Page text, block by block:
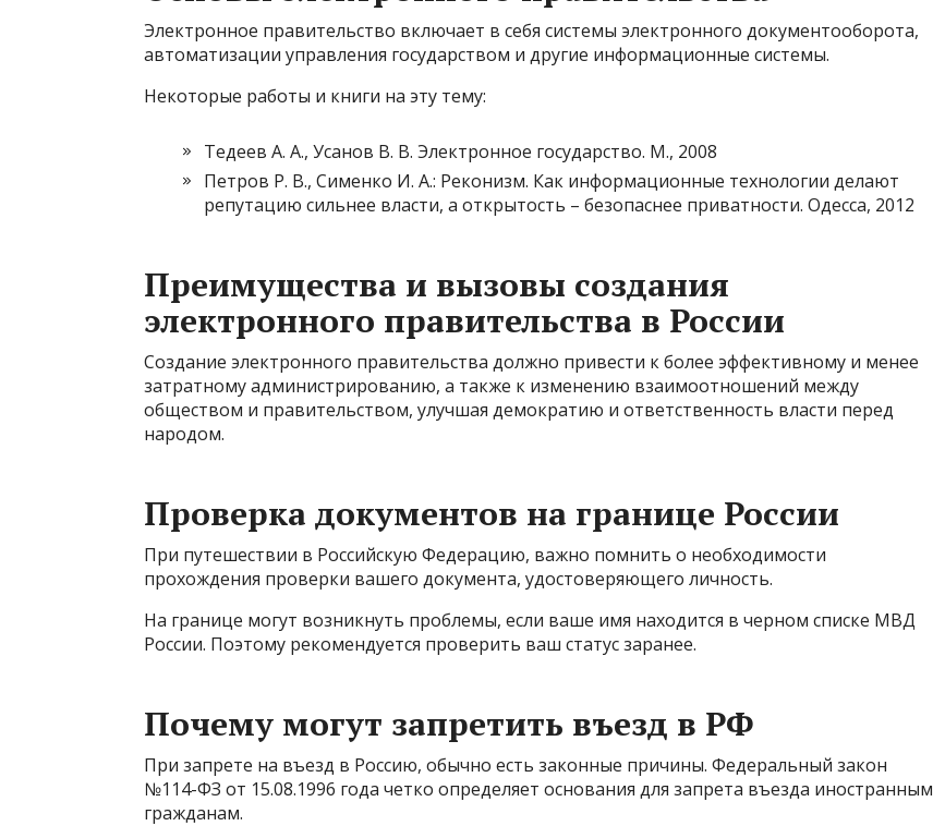
Электронное правительство включает в себя системы электронного документооборота,
автоматизации управления государством и другие информационные системы.
Некоторые работы и книги на эту тему:
Тедеев А. А., Усанов В. В. Электронное государство. М., 2008
Петров Р. В., Сименко И. А.: Реконизм. Как информационные технологии делают
репутацию сильнее власти, а открытость – безопаснее приватности. Одесса, 2012
Преимущества и вызовы создания
электронного правительства в России
Создание электронного правительства должно привести к более эффективному и менее
затратному администрированию, а также к изменению взаимоотношений между
обществом и правительством, улучшая демократию и ответственность власти перед
народом.
Проверка документов на границе России
При путешествии в Российскую Федерацию, важно помнить о необходимости
прохождения проверки вашего документа, удостоверяющего личность.
На границе могут возникнуть проблемы, если ваше имя находится в черном списке МВД
России. Поэтому рекомендуется проверить ваш статус заранее.
Почему могут запретить въезд в РФ
При запрете на въезд в Россию, обычно есть законные причины. Федеральный закон
№114-ФЗ от 15.08.1996 года четко определяет основания для запрета въезда иностранным
гражданам.